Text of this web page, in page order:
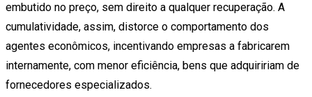
embutido no preço, sem direito a qualquer recuperação. A
cumulatividade, assim, distorce o comportamento dos
agentes econômicos, incentivando empresas a fabricarem
internamente, com menor eficiência, bens que adquiririam de
fornecedores especializados.